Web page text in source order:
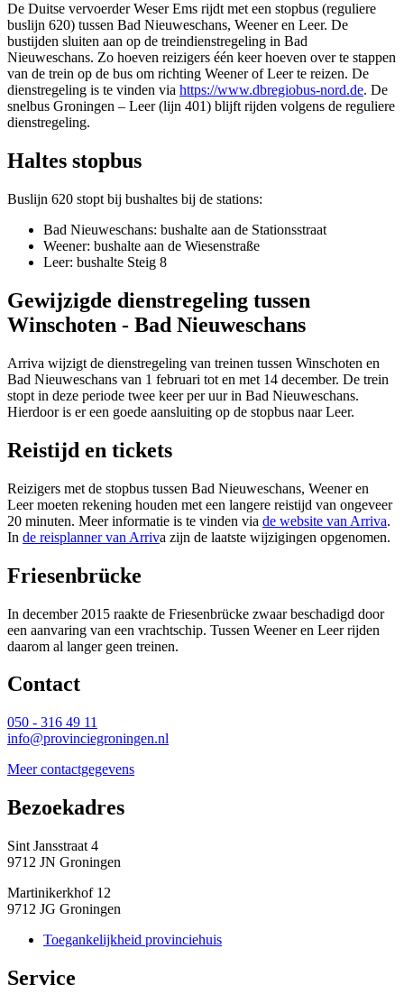
De Duitse vervoerder Weser Ems rijdt met een stopbus (reguliere
buslijn 620) tussen Bad Nieuweschans, Weener en Leer. De
bustijden sluiten aan op de treindienstregeling in Bad
Nieuweschans. Zo hoeven reizigers één keer hoeven over te stappen
van de trein op de bus om richting Weener of Leer te reizen. De
dienstregeling is te vinden via https://www.dbregiobus-nord.de. De
snelbus Groningen – Leer (lijn 401) blijft rijden volgens de reguliere
dienstregeling.
Haltes stopbus
Buslijn 620 stopt bij bushaltes bij de stations:
Bad Nieuweschans: bushalte aan de Stationsstraat
Weener: bushalte aan de Wiesenstraße
Leer: bushalte Steig 8
Gewijzigde dienstregeling tussen
Winschoten - Bad Nieuweschans
Arriva wijzigt de dienstregeling van treinen tussen Winschoten en
Bad Nieuweschans van 1 februari tot en met 14 december. De trein
stopt in deze periode twee keer per uur in Bad Nieuweschans.
Hierdoor is er een goede aansluiting op de stopbus naar Leer.
Reistijd en tickets
Reizigers met de stopbus tussen Bad Nieuweschans, Weener en
Leer moeten rekening houden met een langere reistijd van ongeveer
20 minuten. Meer informatie is te vinden via de website van Arriva.
In de reisplanner van Arriva zijn de laatste wijzigingen opgenomen.
Friesenbrücke
In december 2015 raakte de Friesenbrücke zwaar beschadigd door
een aanvaring van een vrachtschip. Tussen Weener en Leer rijden
daarom al langer geen treinen.
Contact
050 - 316 49 11
info@provinciegroningen.nl
Meer contactgegevens
Bezoekadres
Sint Jansstraat 4
9712 JN Groningen
Martinikerkhof 12
9712 JG Groningen
Toegankelijkheid provinciehuis
Service